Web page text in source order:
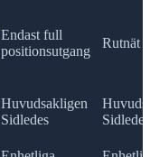
Endast full
positionsutgang
Rutnät
Huvudsakligen
Sidledes
Sidledes